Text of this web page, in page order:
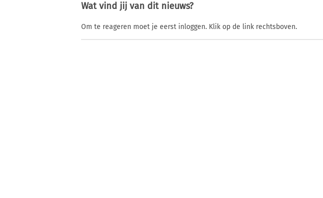
Wat vind jij van dit nieuws?
Om te reageren moet je eerst inloggen. Klik op de link rechtsboven.